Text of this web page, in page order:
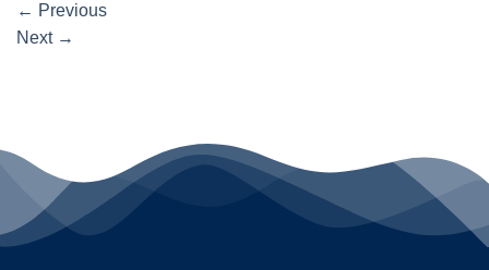
← Previous
Next →